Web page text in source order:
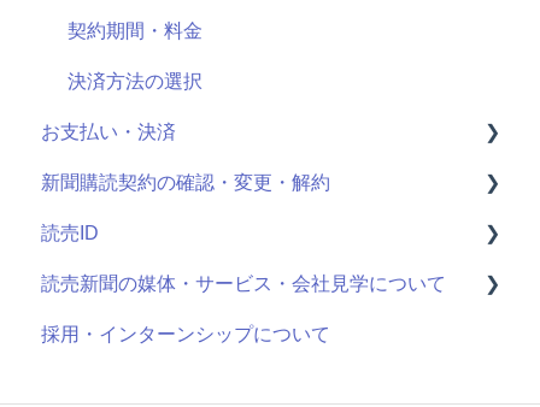
契約期間・料金
決済方法の選択
お支払い・決済
決済情報の確認・変更
クレジットカード明細
新聞購読契約の確認・変更・解約
最近お申し込みされた方
購読中商品の確認・変更・解約
個人情報の確認・変更
読売ID
登録情報
ログイン方法
読売新聞の媒体・サービス・会社見学について
読売新聞の媒体について
採用・インターンシップについて